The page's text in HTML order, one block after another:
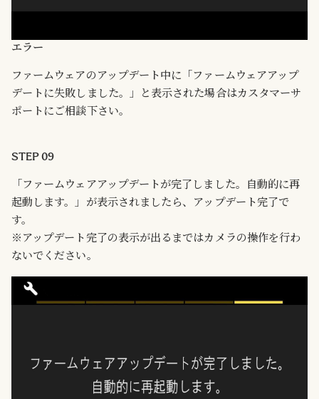
エラー
ファームウェアのアップデート中に「ファームウェアアップ
デートに失敗しました。」と表示された場合はカスタマーサ
ポートにご相談下さい。
STEP 09
「ファームウェアアップデートが完了しました。自動的に再
起動します。」が表示されましたら、アップデート完了で
す。
※アップデート完了の表示が出るまではカメラの操作を行わ
ないでください。